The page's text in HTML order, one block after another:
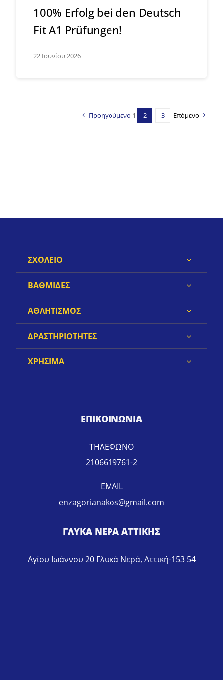
100% Erfolg bei den Deutsch
Fit A1 Prüfungen!
22 Ιουνίου 2026
Προηγούμενο 1 2 3 Επόμενο
ΣΧΟΛΕΙΟ
ΒΑΘΜΙΔΕΣ
ΑΘΛΗΤΙΣΜΟΣ
ΔΡΑΣΤΗΡΙΟΤΗΤΕΣ
ΧΡΗΣΙΜΑ
ΕΠΙΚΟΙΝΩΝΙΑ
ΤΗΛΕΦΩΝΟ
2106619761-2
EMAIL
enzagorianakos@gmail.com
ΓΛΥΚΑ ΝΕΡΑ ΑΤΤΙΚΗΣ
Αγίου Ιωάννου 20 Γλυκά Νερά, Αττική-153 54